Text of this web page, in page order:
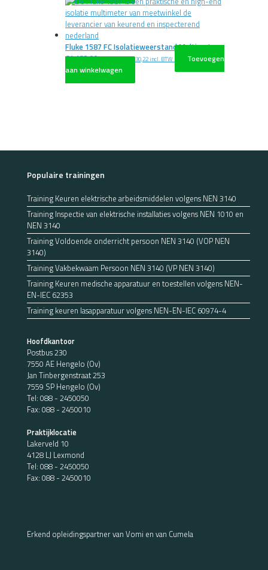
Fluke 1587 FC Isolatieweerstand Multimeter
€1.182,00 excl. BTW€1.430,22 incl. BTW
Toevoegen
aan winkelwagen
Populaire trainingen
Training Keuren elektrische arbeidsmiddelen volgens NEN 3140
Training Inspectie van elektrische installaties volgens NEN 1010 en
NEN 3140
Training Voldoende onderricht persoon NEN 3140 (VOP NEN
3140)
Training Vakbekwaam Persoon NEN 3140 (VP NEN 3140)
Training Keuren medische apparatuur en toestellen volgens NEN-
EN-IEC 62353
Training keuren lasapparatuur volgens NEN-EN-IEC 60974-4
Hoofdkantoor
Postbus 230
7550 AE Hengelo (Ov)
Jan Tinbergenstraat 253
7559 SP Hengelo (Ov)
Tel: 088 - 2450050
Fax: 088 - 2450010
Praktijklocatie
Lakerveld 10
4128 LJ Lexmond
Tel: 088 - 2450050
Fax: 088 - 2450010
Erkend opleidingspartner van Vomi en van Cumela